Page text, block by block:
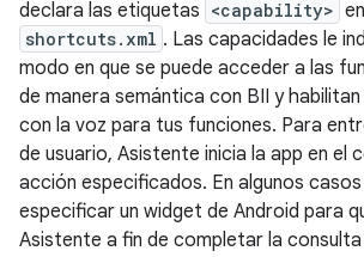
declara las etiquetas <capability> en
shortcuts.xml . Las capacidades le
modo en que se puede acceder a las
de manera semántica con BII y
con la voz para tus funciones. Para
de usuario, Asistente inicia la app en el
acción especificados. En algunos
especificar un widget de Android para
Asistente a fin de completar la consulta